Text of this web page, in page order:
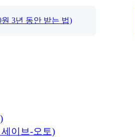
3년 동안 받는 법)
세이브-오토)